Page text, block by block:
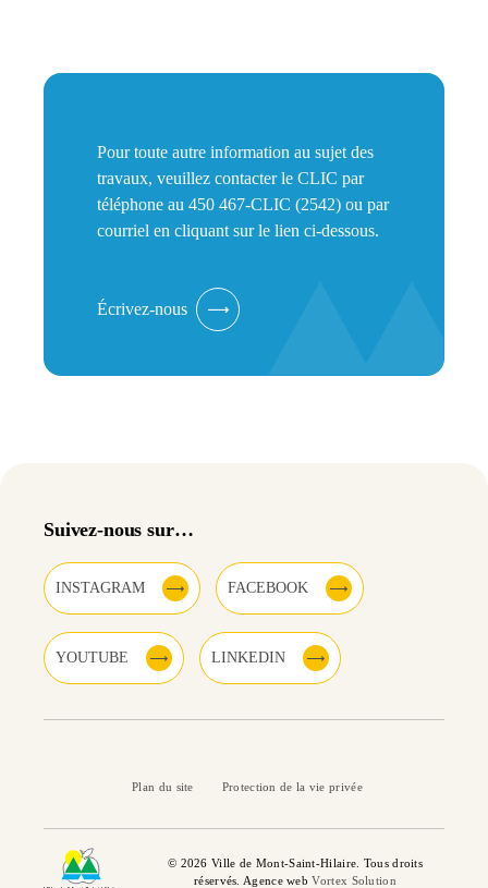
Pour toute autre information au sujet des
travaux, veuillez contacter le CLIC par
téléphone au 450 467-CLIC (2542) ou par
courriel en cliquant sur le lien ci-dessous.
Écrivez-nous
Suivez-nous sur…
INSTAGRAM FACEBOOK
YOUTUBE LINKEDIN
© 2026 Ville de Mont-Saint-Hilaire. Tous droits
réservés. Agence webVortex Solution
Plan du site Protection de la vie privée